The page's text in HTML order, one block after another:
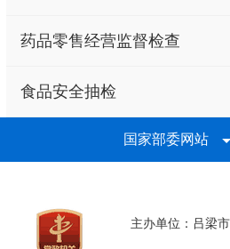
药品零售经营监督检查
食品安全抽检
国家部委网站
主办单位：吕梁